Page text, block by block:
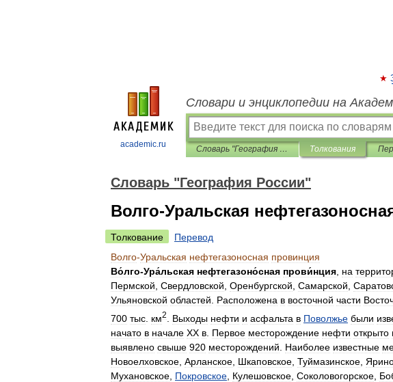
academic.ru
Словари и энциклопедии на
Словарь "География России" Толкования
Словарь "География России"
Волго-Уральская
Толкование
Перевод
Волго-Уральская нефтегазоносная провинция
Во́лго-Ура́льская нефтегазоно́сная прови́нция на
Пермской Свердловской Оренбургской Самарской
Ульяновской областей Расположена в восточной части
700 тыс км2 Выходы нефти и асфальта в Поволжье были
начато в начале XX в Первое месторождение нефти открыто
выявлено свыше 920 месторождений Наиболее известные
Новоелховское Арланское Шкаповское Туймазинское
Мухановское Покровское Кулешовское Соколовогорское